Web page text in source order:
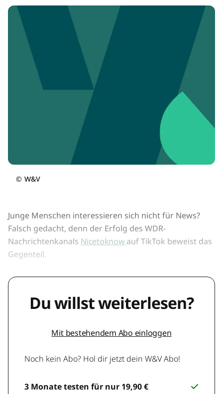
© W&V
Junge Menschen interessieren sich nicht für News?
Falsch gedacht, denn der Erfolg des WDR-
Nachrichtenkanals Nicetoknow auf TikTok beweist das
Gegenteil.
Du willst weiterlesen?
Mit bestehendem Abo einloggen
Noch kein Abo? Hol dir jetzt dein W&V Abo!
3 Monate testen für nur 19,90 €